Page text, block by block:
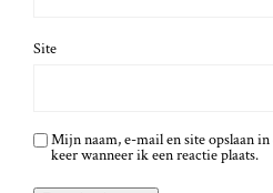
Site
Mijn naam, e-mail en site opslaan
keer wanneer ik een reactie plaats.